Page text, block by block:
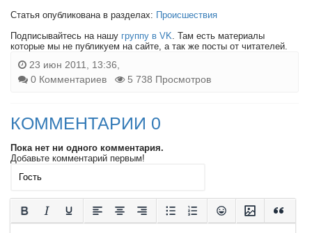
Статья опубликована в разделах: Происшествия
Подписывайтесь на нашу группу в VK . Там есть материалы
которые мы не публикуем на сайте, а так же посты от читателей.
23 июн 2011, 13:36,
0 Комментариев
5 738 Просмотров
КОММЕНТАРИИ 0
Пока нет ни одного комментария.
Добавьте комментарий первым!